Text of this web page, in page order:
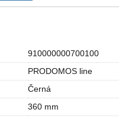
910000000700100
PRODOMOS line
Černá
360 mm